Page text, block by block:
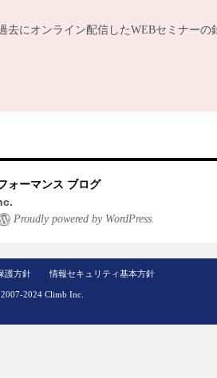
去にオンライン配信したWEBセミナーの
ォーマンス ブログ
Proudly powered by WordPress.
護方針 情報セキュリティ基本方針
2024 Climb Inc.